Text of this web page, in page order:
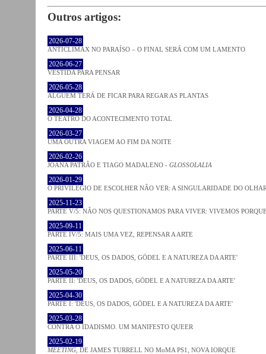
Outros artigos:
2026-07-28
ANTICLÍMAX NO PARAÍSO – O FINAL SERÁ COM UM LAMENTO
2026-06-27
VESTIDA PARA PENSAR
2026-05-28
ALGUÉM TERÁ DE FICAR PARA REGAR AS PLANTAS
2026-04-28
O TEATRO DO ACONTECIMENTO TOTAL
2026-03-27
UMA OUTRA VIAGEM AO FIM DA NOITE
2026-02-26
JOANA PATRÃO E TIAGO MADALENO - GLOSSOLALIA
2026-01-29
O PRIVILÉGIO DE ESCOLHER NÃO VER: A SINGULARIDADE DO
2025-11-23
PARTE V/5: NÃO NOS QUESTIONAMOS PARA VIVER: VIVEMOS
2025-09-11
PARTE IV/5: MAIS UMA VEZ, REPENSAR A ARTE
2025-06-11
PARTE III: 'DEUS, OS DADOS, GÖDEL E A NATUREZA DA ARTE'
2025-05-20
PARTE II: 'DEUS, OS DADOS, GÖDEL E A NATUREZA DA ARTE'
2025-04-30
PARTE I: 'DEUS, OS DADOS, GÖDEL E A NATUREZA DA ARTE'
2025-03-28
CONTRA O IDADISMO. UM MANIFESTO QUEER
2025-02-19
MEETING , DE JAMES TURRELL NO MoMA PS1, NOVA IORQUE